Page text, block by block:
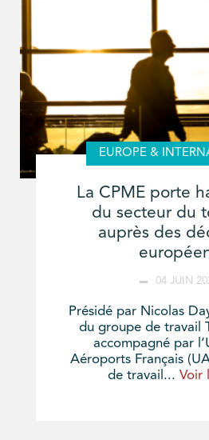
EUROPE &
La CPME porte
du secteur du
auprès des
04 JUIN
Présidé par Nicolas
du groupe de travail
accompagné par
Aéroports Français
de travail... Voir